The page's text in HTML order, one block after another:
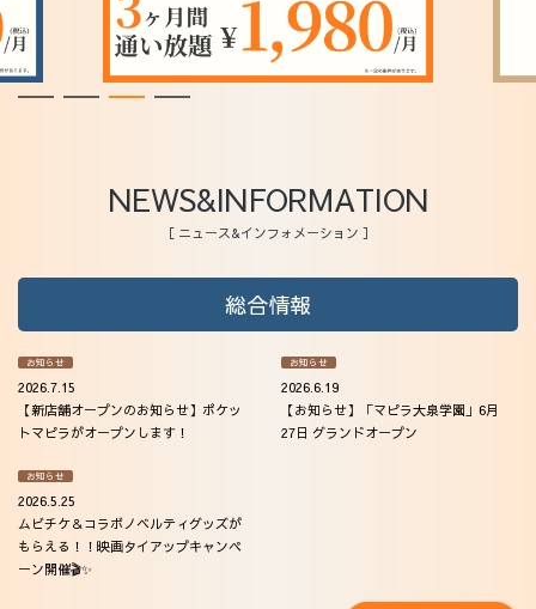
ウェルチケ
法人会員
NEWS&INFORMATION
［ ニュース&インフォメーション ］
総合情報
お知らせ
2026.7.15
【新店舗オープンのお知らせ】ポケッ
トマピラがオープンします！
お知らせ
2026.6.19
【お知らせ】「マピラ大泉学園」6月
27日 グランドオープン
お知らせ
2026.5.25
ムビチケ＆コラボノベルティグッズが
もらえる！！映画タイアップキャンペ
ーン開催🎬✨